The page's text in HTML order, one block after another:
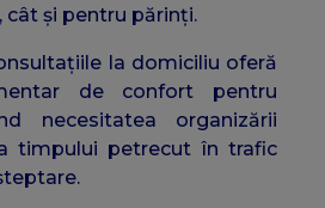
și pentru părinți.
la domiciliu oferă
de confort pentru
necesitatea organizării
timpului petrecut în trafic